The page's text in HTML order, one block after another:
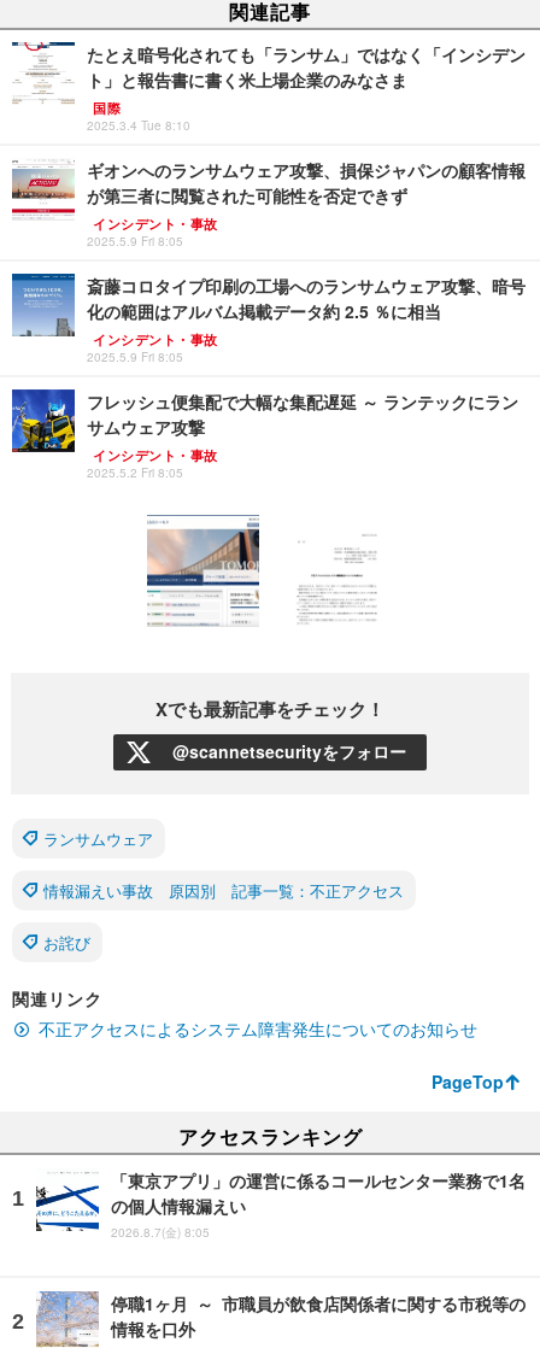
関連記事
たとえ暗号化されても「ランサム」ではなく「インシデン
ト」と報告書に書く米上場企業のみなさま
国際
2025.3.4 Tue 8:10
ギオンへのランサムウェア攻撃、損保ジャパンの顧客情報
が第三者に閲覧された可能性を否定できず
インシデント・事故
2025.5.9 Fri 8:05
斎藤コロタイプ印刷の工場へのランサムウェア攻撃、暗号
化の範囲はアルバム掲載データ約 2.5 ％に相当
インシデント・事故
2025.5.9 Fri 8:05
フレッシュ便集配で大幅な集配遅延 ～ ランテックにラン
サムウェア攻撃
インシデント・事故
2025.5.2 Fri 8:05
Xでも最新記事をチェック！
@scannetsecurityをフォロー
ランサムウェア
情報漏えい事故 原因別 記事一覧：不正アクセス
お詫び
関連リンク
不正アクセスによるシステム障害発生についてのお知らせ
PageTop
アクセスランキング
「東京アプリ」の運営に係るコールセンター業務で1名
の個人情報漏えい
2026.8.7(金) 8:05
停職1ヶ月 ～ 市職員が飲食店関係者に関する市税等の
情報を口外